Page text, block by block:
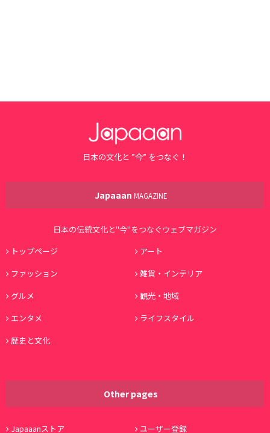
日本の文化と ”今” をつなぐ！
Japaaan MAGAZINE
日本の伝統文化と"今"をつなぐウェブマガジン
トップページ
アート
ファッション
雑貨・インテリア
グルメ
観光・地域
エンタメ
ライフスタイル
歴史と文化
Other pages
Japaaanストア ユーザー登録